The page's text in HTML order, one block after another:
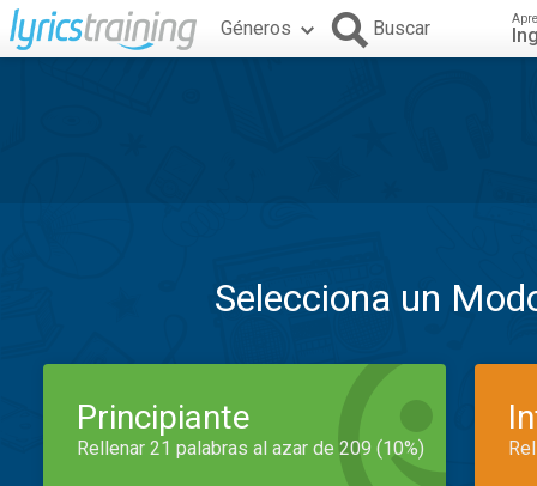
Géneros Buscar
Selecciona un
Principiante
Rellenar 21 palabras al azar de 209 (10%)